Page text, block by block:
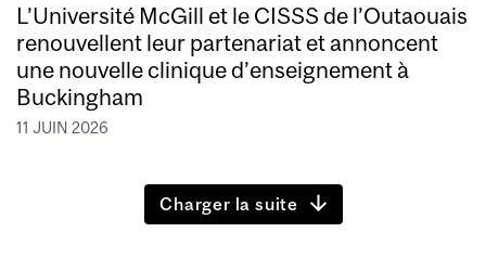
L’Université McGill et le CISSS de l’Outaouais
renouvellent leur partenariat et annoncent
une nouvelle clinique d’enseignement à
Buckingham
11 JUIN 2026
Charger la suite